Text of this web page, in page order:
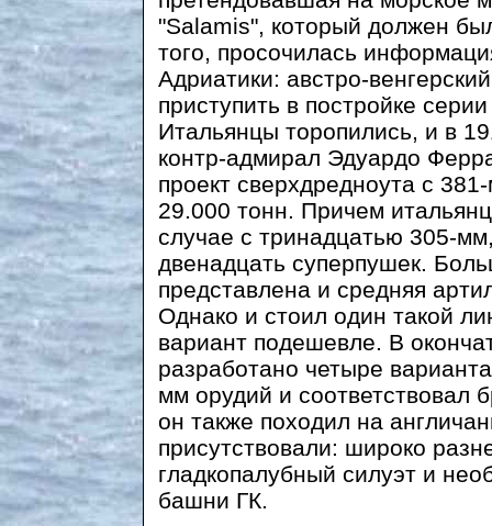
"Salamis", который должен
того, просочилась
Адриатики: австро-
приступить в постройке
Итальянцы торопились, и в
контр-адмирал Эдуардо
проект сверхдредноута с
29.000 тонн. Причем
случае с тринадцатью 305-
двенадцать суперпушек.
представлена и средняя
Однако и стоил один такой
вариант подешевле. В
разработано четыре
мм орудий и соответствовал
он также походил на
присутствовали: широко
гладкопалубный силуэт и
башни ГК.